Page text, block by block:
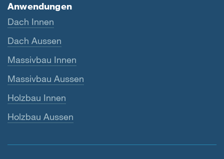
Anwendungen
Dach Innen
Dach Aussen
Massivbau Innen
Massivbau Aussen
Holzbau Innen
Holzbau Aussen